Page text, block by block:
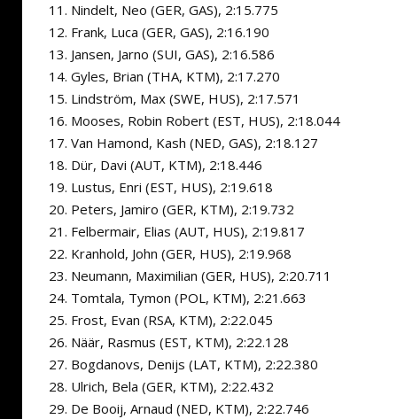
Nindelt, Neo (GER, GAS), 2:15.775
Frank, Luca (GER, GAS), 2:16.190
Jansen, Jarno (SUI, GAS), 2:16.586
Gyles, Brian (THA, KTM), 2:17.270
Lindström, Max (SWE, HUS), 2:17.571
Mooses, Robin Robert (EST, HUS), 2:18.044
Van Hamond, Kash (NED, GAS), 2:18.127
Dür, Davi (AUT, KTM), 2:18.446
Lustus, Enri (EST, HUS), 2:19.618
Peters, Jamiro (GER, KTM), 2:19.732
Felbermair, Elias (AUT, HUS), 2:19.817
Kranhold, John (GER, HUS), 2:19.968
Neumann, Maximilian (GER, HUS), 2:20.711
Tomtala, Tymon (POL, KTM), 2:21.663
Frost, Evan (RSA, KTM), 2:22.045
Näär, Rasmus (EST, KTM), 2:22.128
Bogdanovs, Denijs (LAT, KTM), 2:22.380
Ulrich, Bela (GER, KTM), 2:22.432
De Booij, Arnaud (NED, KTM), 2:22.746